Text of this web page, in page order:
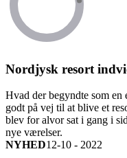
Nordjysk resort
Hvad der begyndte som
godt på vej til at blive et
blev for alvor sat i gang i
nye værelser.
NYHED12-10 - 2022